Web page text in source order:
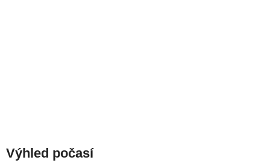
Výhled počasí